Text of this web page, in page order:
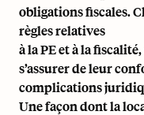
obligations fiscales.
règles relatives
à la PE et à la
s’assurer de leur
complications
Une façon dont la